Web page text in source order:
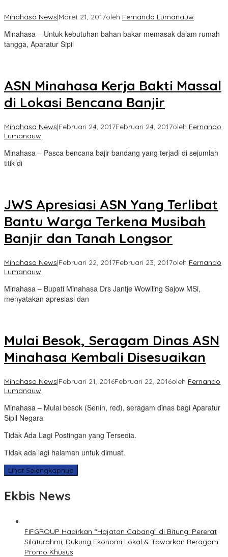
Minahasa News|Maret 21, 2017oleh Fernando Lumanauw
Minahasa – Untuk kebutuhan bahan bakar memasak dalam rumah
tangga, Aparatur Sipil
ASN Minahasa Kerja Bakti Massal
di Lokasi Bencana Banjir
Minahasa News|Februari 24, 2017Februari 24, 2017oleh Fernando
Lumanauw
Minahasa – Pasca bencana bajir bandang yang terjadi di sejumlah
titik di
JWS Apresiasi ASN Yang Terlibat
Bantu Warga Terkena Musibah
Banjir dan Tanah Longsor
Minahasa News|Februari 22, 2017Februari 23, 2017oleh Fernando
Lumanauw
Minahasa – Bupati Minahasa Drs Jantje Wowiling Sajow MSi,
menyatakan apresiasi dan
Mulai Besok, Seragam Dinas ASN
Minahasa Kembali Disesuaikan
Minahasa News|Februari 21, 2016Februari 22, 2016oleh Fernando
Lumanauw
Minahasa – Mulai besok (Senin, red), seragam dinas bagi Aparatur
Sipil Negara
Tidak Ada Lagi Postingan yang Tersedia.
Tidak ada lagi halaman untuk dimuat.
Lihat Selengkapnya
Ekbis News
FIFGROUP Hadirkan “Hajatan Cabang” di Bitung: Pererat
Silaturahmi, Dukung Ekonomi Lokal & Tawarkan Beragam
Promo Khusus